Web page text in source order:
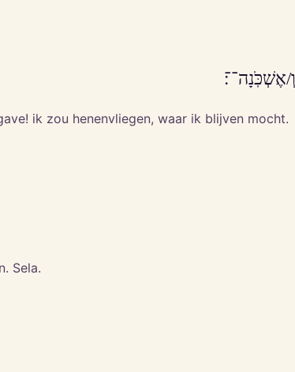
אֶשְׁכֹּֽנָה־־׃
ik zou henenvliegen, waar ik blijven mocht.
Sela.